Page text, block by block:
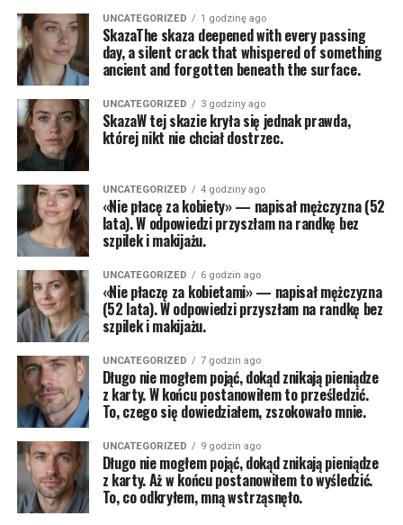
UNCATEGORIZED 1 godzinę ago
SkazaThe skaza deepened with every passing
day, a silent crack that whispered of something
ancient and forgotten beneath the surface.
UNCATEGORIZED 3 godziny ago
SkazaW tej skazie kryła się jednak prawda,
której nikt nie chciał dostrzec.
UNCATEGORIZED 4 godziny ago
«Nie płacę za kobiety» — napisał mężczyzna (52
lata). W odpowiedzi przyszłam na randkę bez
szpilek i makijażu.
UNCATEGORIZED 6 godzin ago
«Nie płaczę za kobietami» — napisał mężczyzna
(52 lata). W odpowiedzi przyszłam na randkę bez
szpilek i makijażu.
UNCATEGORIZED 7 godzin ago
Długo nie mogłem pojąć, dokąd znikają pieniądze
z karty. W końcu postanowiłem to prześledzić.
To, czego się dowiedziałem, zszokowało mnie.
UNCATEGORIZED 9 godzin ago
Długo nie mogłem pojąć, dokąd znikają pieniądze
z karty. Aż w końcu postanowiłem to wyśledzić.
To, co odkryłem, mną wstrząsnęło.